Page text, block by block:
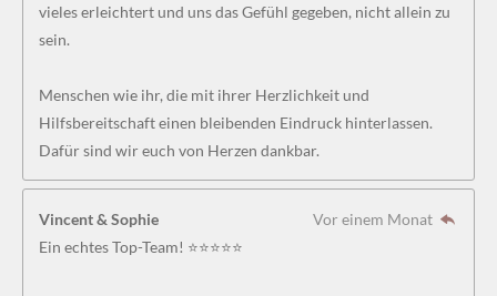
vieles erleichtert und uns das Gefühl gegeben, nicht allein zu
sein.
Menschen wie ihr, die mit ihrer Herzlichkeit und
Hilfsbereitschaft einen bleibenden Eindruck hinterlassen.
Dafür sind wir euch von Herzen dankbar.
Vincent & Sophie
Vor einem Monat
Ein echtes Top-Team! ⭐⭐⭐⭐⭐